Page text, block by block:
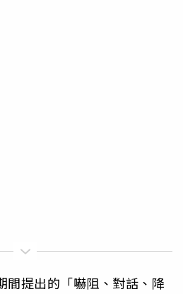
間提出的「嚇阻、對話、降